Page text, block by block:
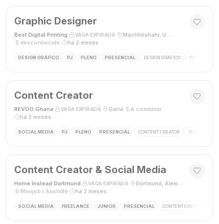
Graphic Designer
Best Digital Printing VAGA EXPIRADA Machhlishahr, Uttar Pradesh, Índia
desconhecido
há 2 meses
DESIGN GRÁFICO PJ PLENO PRESENCIAL DESIGN GRÁFICO PHOTOSHOP
Content Creator
REVOO Ghana VAGA EXPIRADA Gana A combinar·
há 2 meses
SOCIAL MEDIA PJ PLENO PRESENCIAL CONTENT CREATOR SOCIAL MEDIA
Content Creator & Social Media
Home Instead Dortmund VAGA EXPIRADA Dortmund, Alemanha
Minijob / Aushilfe
há 2 meses
SOCIAL MEDIA FREELANCE JÚNIOR PRESENCIAL CONTENT CREATOR